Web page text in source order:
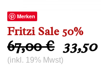
Merken
Fritzi Sale 50%
67,00 € 33,50
(inkl. 19% Mwst)